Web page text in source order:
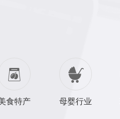
食特产 母婴行业